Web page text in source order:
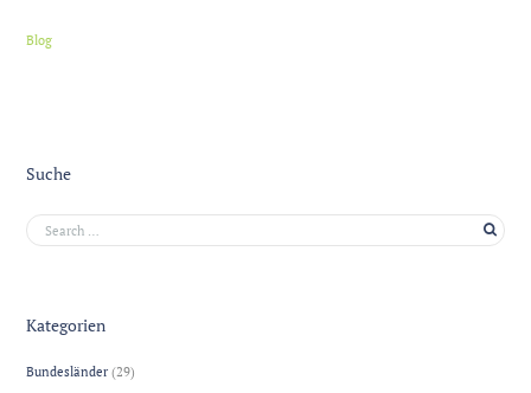
Blog
Suche
Kategorien
Bundesländer (29)